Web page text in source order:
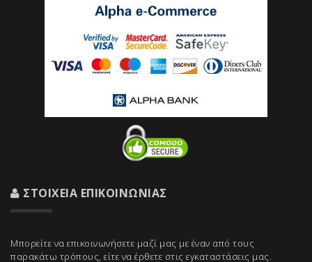
ΣΤΟΙΧΕΊΑ ΕΠΙΚΟΙΝΩΝΊΑΣ
Μπορείτε να επικοινωνήσετε μαζί μας με έναν από τους
παρακάτω τρόπους, είτε να έρθετε στις εγκαταστάσεις μας.